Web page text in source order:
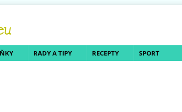
RADY A TIPY RECEPTY SPORT